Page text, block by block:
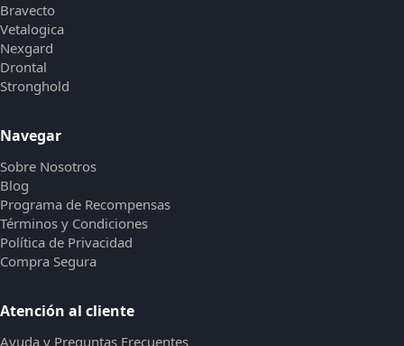
Bravecto
Vetalogica
Nexgard
Drontal
Stronghold
Navegar
Sobre Nosotros
Blog
Programa de Recompensas
Términos y Condiciones
Política de Privacidad
Compra Segura
Atención al cliente
Ayuda y Preguntas Frecuentes